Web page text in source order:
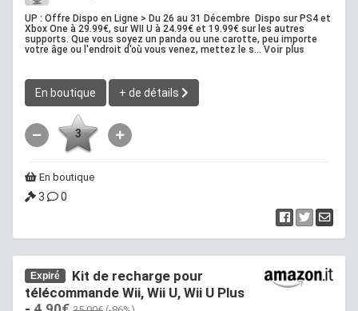
UP : Offre Dispo en Ligne > Du 26 au 31 Décembre Dispo sur PS4 et
Xbox One à 29.99€, sur WII U à 24.99€ et 19.99€ sur les autres
supports. Que vous soyez un panda ou une carotte, peu importe
votre âge ou l'endroit d'où vous venez, mettez le s... Voir plus
En boutique + de détails
3
En boutique
3 0
Expiré
Kit de recharge pour
télécommande Wii, Wii U, Wii U Plus